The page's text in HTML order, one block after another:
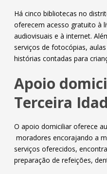
Há cinco bibliotecas no
oferecem acesso gratuito à
audiovisuais e à internet.
serviços de fotocópias,
histórias contadas para
Apoio
Terceira
O apoio domiciliar oferece
moradores encorajando a
serviços oferecidos,
preparação de refeições,